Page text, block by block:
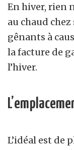
En hiver, rien
au chaud
gênants à
la facture de
l’hiver.
L’idéal est de